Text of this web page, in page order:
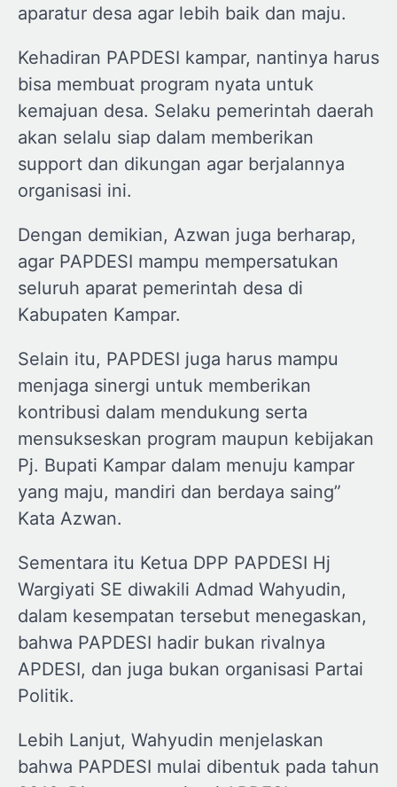
aparatur desa agar lebih baik dan maju.
Kehadiran PAPDESI kampar, nantinya harus
bisa membuat program nyata untuk
kemajuan desa. Selaku pemerintah daerah
akan selalu siap dalam memberikan
support dan dikungan agar berjalannya
organisasi ini.
Dengan demikian, Azwan juga berharap,
agar PAPDESI mampu mempersatukan
seluruh aparat pemerintah desa di
Kabupaten Kampar.
Selain itu, PAPDESI juga harus mampu
menjaga sinergi untuk memberikan
kontribusi dalam mendukung serta
mensukseskan program maupun kebijakan
Pj. Bupati Kampar dalam menuju kampar
yang maju, mandiri dan berdaya saing”
Kata Azwan.
Sementara itu Ketua DPP PAPDESI Hj
Wargiyati SE diwakili Admad Wahyudin,
dalam kesempatan tersebut menegaskan,
bahwa PAPDESI hadir bukan rivalnya
APDESI, dan juga bukan organisasi Partai
Politik.
Lebih Lanjut, Wahyudin menjelaskan
bahwa PAPDESI mulai dibentuk pada tahun